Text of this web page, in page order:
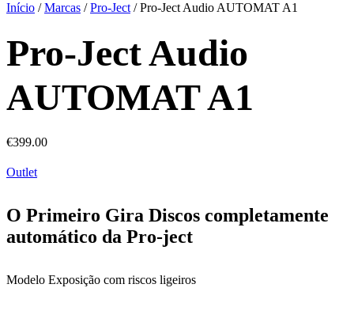
Início /Marcas /Pro-Ject / Pro-Ject Audio AUTOMAT A1
Pro-Ject Audio
AUTOMAT A1
€399.00
Outlet
O Primeiro Gira Discos completamente
automático da Pro-ject
Modelo Exposição com riscos ligeiros